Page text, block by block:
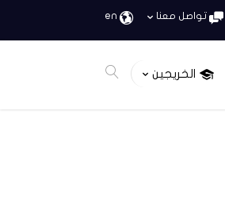
تواصل معنا en
الخريجين